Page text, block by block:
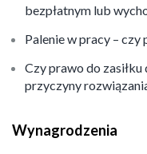
bezpłatnym lub
Palenie w pracy – czy
Czy prawo do
przyczyny
Wynagrodzenia